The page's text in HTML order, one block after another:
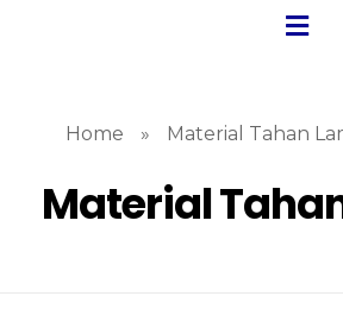
Home » Material Tahan
Material